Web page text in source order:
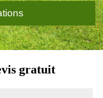
gratuit